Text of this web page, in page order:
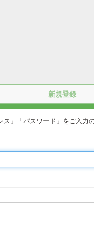
新規登録
」「パスワード」をご入力